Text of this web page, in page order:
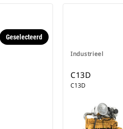
Geselecteerd
Industrieel
C13D
C13D